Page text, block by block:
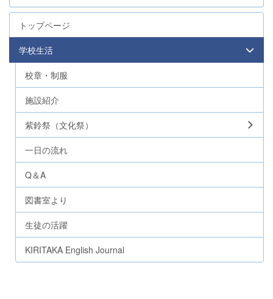
トップページ
学校生活
校章・制服
施設紹介
紫鈴祭（文化祭）
一日の流れ
Q＆A
図書室より
生徒の活躍
KIRITAKA English Journal